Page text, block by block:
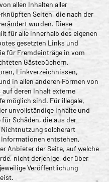
allen Inhalten aller
Seiten, die nach der
wurden. Diese
für alle innerhalb des eigenen
gesetzten Links und
für Fremdeinträge in vom
Gästebüchern,
Linkverzeichnissen,
in allen anderen Formen von
auf deren Inhalt externe
möglich sind. Für illegale,
unvollständige Inhalte und
Schäden, die aus der
Nichtnutzung solcherart
entstehen,
Anbieter der Seite, auf welche
nicht derjenige, der über
Veröffentlichung